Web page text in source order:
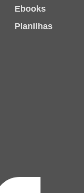
Ebooks
Planilhas